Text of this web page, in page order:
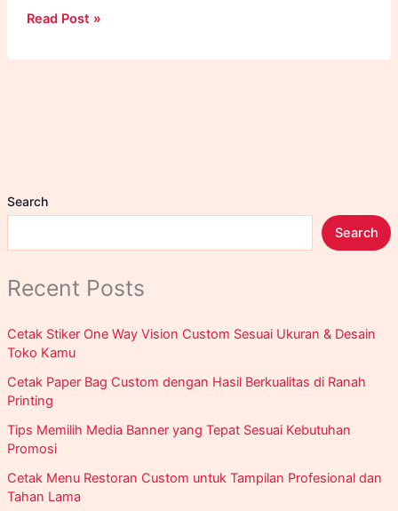
Search
Search
Recent Posts
Cetak Stiker One Way Vision Custom Sesuai Ukuran & Desain
Toko Kamu
Cetak Paper Bag Custom dengan Hasil Berkualitas di Ranah
Printing
Tips Memilih Media Banner yang Tepat Sesuai Kebutuhan
Promosi
Cetak Menu Restoran Custom untuk Tampilan Profesional dan
Tahan Lama
Cetak
Spanduk
Jakarta
Read Post »